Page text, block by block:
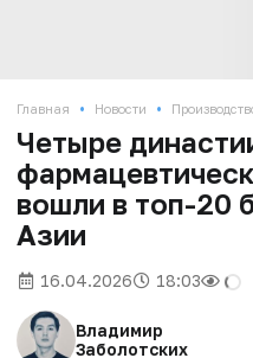
Главная • Новости •
Четыре
вошли в топ-20
Азии
16.04.2026 18:03
Владимир
Заболотских